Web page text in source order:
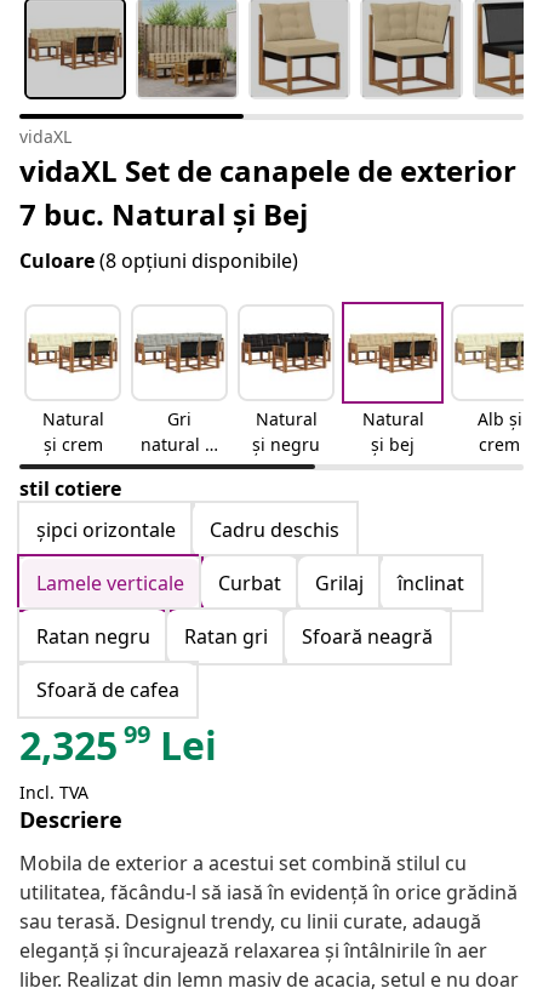
vidaXL
vidaXL Set de canapele de exterior
7 buc. Natural și Bej
Culoare(8 opțiuni disponibile)
Natural
și crem
Gri
natural și
deschis
Natural
și negru
Natural
și bej
Alb și
crem
stil cotiere
șipci orizontale
Cadru deschis
Lamele verticale
Curbat Grilaj
înclinat
Ratan negru
Ratan gri
Sfoară neagră
Sfoară de cafea
2,325 99 Lei
Incl. TVA
Descriere
Mobila de exterior a acestui set combină stilul cu
utilitatea, făcându-l să iasă în evidență în orice grădină
sau terasă. Designul trendy, cu linii curate, adaugă
eleganță și încurajează relaxarea și întâlnirile în aer
liber. Realizat din lemn masiv de acacia, setul e nu doar